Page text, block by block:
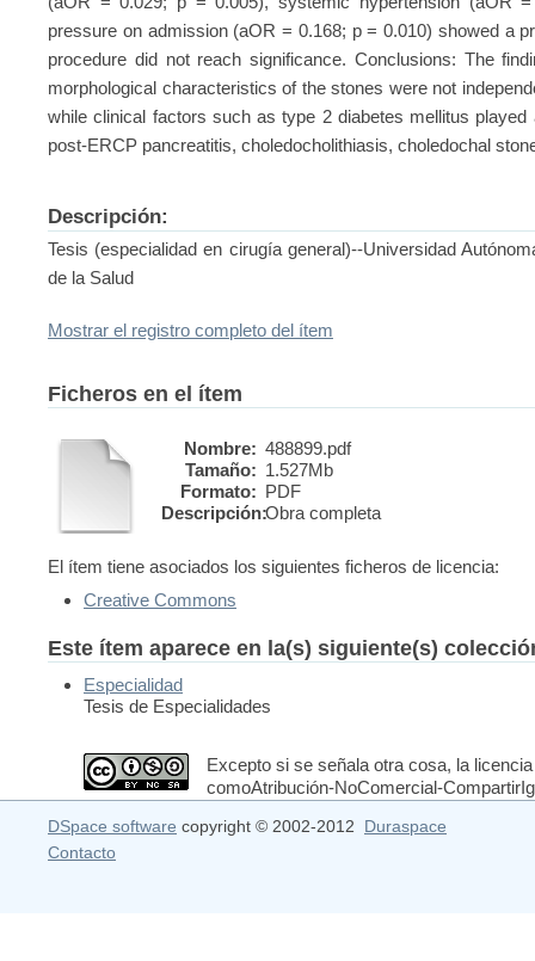
pressure on admission (aOR = 0.168; p = 0.010) showed a
procedure did not reach significance. Conclusions: The
morphological characteristics of the stones were not
while clinical factors such as type 2 diabetes mellitus
post-ERCP pancreatitis, choledocholithiasis, choledochal
Descripción:
Tesis (especialidad en cirugía general)--Universidad
de la Salud
Mostrar el registro completo del ítem
Ficheros en el ítem
Nombre: 488899.pdf
Tamaño: 1.527Mb
Formato: PDF
Descripción:Obra completa
El ítem tiene asociados los siguientes ficheros de licencia:
Creative Commons
Este ítem aparece en la(s) siguiente(s)
Especialidad
Tesis de Especialidades
Excepto si se señala otra cosa, la
comoAtribución-NoComercial-
DSpace software copyright © 2002-2012 Duraspace
Contacto